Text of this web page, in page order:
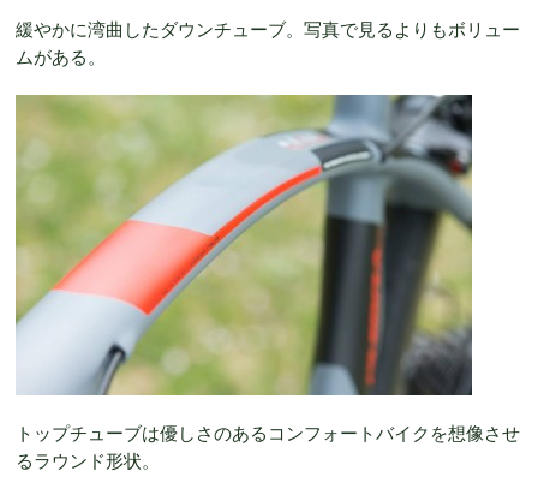
緩やかに湾曲したダウンチューブ。写真で見るよりもボリュー
ムがある。
トップチューブは優しさのあるコンフォートバイクを想像させ
るラウンド形状。